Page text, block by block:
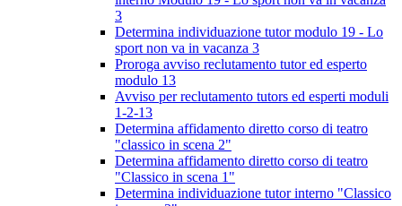
3
Determina individuazione tutor modulo 19 - Lo
sport non va in vacanza 3
Proroga avviso reclutamento tutor ed esperto
modulo 13
Avviso per reclutamento tutors ed esperti moduli
1-2-13
Determina affidamento diretto corso di teatro
"classico in scena 2"
Determina affidamento diretto corso di teatro
"Classico in scena 1"
Determina individuazione tutor interno "Classico